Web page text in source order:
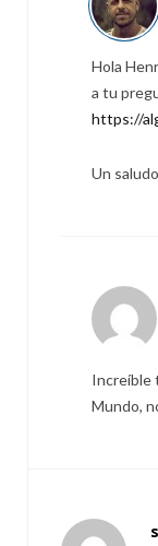
Hola
a tu
https://
Un
Increíble
Mundo,